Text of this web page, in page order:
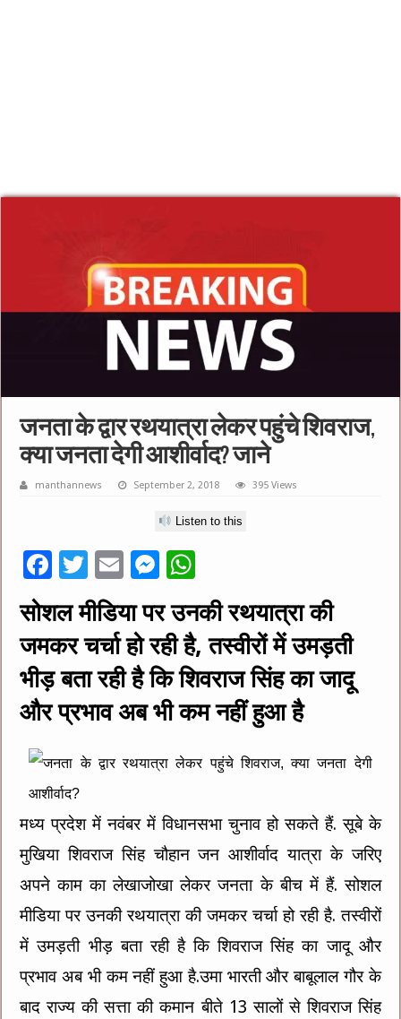
जनता के द्वार रथयात्रा लेकर पहुंचे शिवराज,
क्या जनता देगी आशीर्वाद? जाने
manthannews September 2, 2018 395 Views
Listen to this
F
e
b
o
o
T
wi
tt
er
E
ai
l
M
se
n
g
er
h
at
sA
p
p
सोशल मीडिया पर उनकी रथयात्रा की
जमकर चर्चा हो रही है, तस्वीरों में उमड़ती
भीड़ बता रही है कि शिवराज सिंह का जादू
और प्रभाव अब भी कम नहीं हुआ है
मध्य प्रदेश में नवंबर में विधानसभा चुनाव हो सकते हैं. सूबे के
मुखिया शिवराज सिंह चौहान जन आशीर्वाद यात्रा के जरिए
अपने काम का लेखाजोखा लेकर जनता के बीच में हैं. सोशल
मीडिया पर उनकी रथयात्रा की जमकर चर्चा हो रही है. तस्वीरों
में उमड़ती भीड़ बता रही है कि शिवराज सिंह का जादू और
प्रभाव अब भी कम नहीं हुआ है.उमा भारती और बाबूलाल गौर के
बाद राज्य की सत्ता की कमान बीते 13 सालों से शिवराज सिंह